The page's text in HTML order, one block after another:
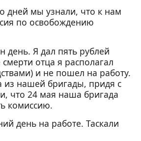
дней мы узнали, что к нам
по освобождению
Я дал пять рублей
отца я располагал
и не пошел на работу.
из нашей бригады, придя с
что 24 мая наша бригада
комиссию.
день на работе. Таскали